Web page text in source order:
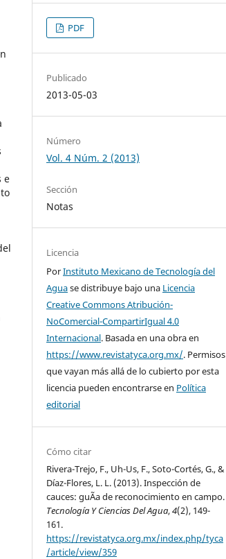
e
PDF
Publicado
2013-05-03
Número
Vol. 4 Núm. 2 (2013)
Sección
Notas
Licencia
PorInstituto Mexicano de Tecnología del
Aguase distribuye bajo una Licencia
Creative Commons Atribución-
NoComercial-CompartirIgual 4.0
Internacional. Basada en una obra en
https://www.revistatyca.org.mx/. Permisos
que vayan más allá de lo cubierto por esta
licencia pueden encontrarse en Política
editorial
Cómo citar
Rivera-Trejo, F., Uh-Us, F., Soto-Cortés, G., &
Díaz-Flores, L. L. (2013). Inspección de
cauces: guÃ­a de reconocimiento en campo.
Tecnología Y Ciencias Del Agua,4(2), 149-
161.
https://revistatyca.org.mx/index.php/tyca
/article/view/359